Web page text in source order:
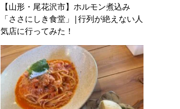
【山形・尾花沢市】ホルモン煮込み
「ささにしき食堂」|行列が絶えない人
気店に行ってみた！